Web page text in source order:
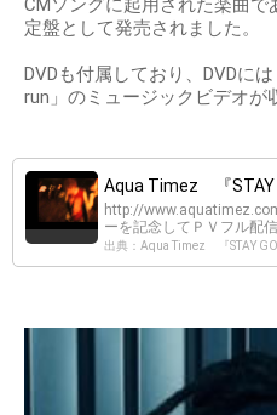
CMソングに起用された楽曲
定盤として発売されました。
DVDも付属しており、DVDに
run」のミュージックビデオが
Aqua Timez 『STAY
http://
ーを記念してＰＶフル配信
出典：Aqua Timez 『STAY